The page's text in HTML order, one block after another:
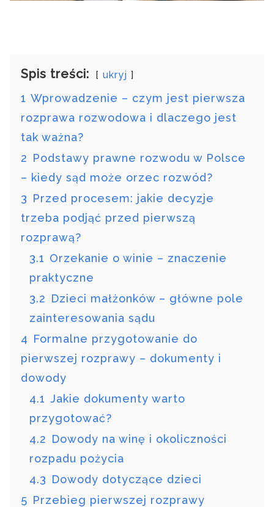
Spis treści: ukryj
1 Wprowadzenie – czym jest pierwsza
rozprawa rozwodowa i dlaczego jest
tak ważna?
2 Podstawy prawne rozwodu w Polsce
– kiedy sąd może orzec rozwód?
3 Przed procesem: jakie decyzje
trzeba podjąć przed pierwszą
rozprawą?
3.1 Orzekanie o winie – znaczenie
praktyczne
3.2 Dzieci małżonków – główne pole
zainteresowania sądu
4 Formalne przygotowanie do
pierwszej rozprawy – dokumenty i
dowody
4.1 Jakie dokumenty warto
przygotować?
4.2 Dowody na winę i okoliczności
rozpadu pożycia
4.3 Dowody dotyczące dzieci
5 Przebieg pierwszej rozprawy